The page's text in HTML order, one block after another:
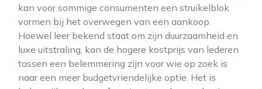
kan voor sommige consumenten een struikelblok
vormen bij het overwegen van een aankoop.
Hoewel leer bekend staat om zijn duurzaamheid en
luxe uitstraling, kan de hogere kostprijs van lederen
tassen een belemmering zijn voor wie op zoek is
naar een meer budgetvriendelijke optie. Het is